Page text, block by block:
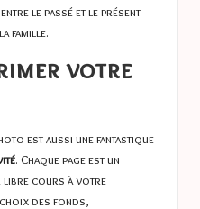
le passé et le présent
famille.
votre
est aussi une fantastique
. Chaque page est un
libre cours à votre
des fonds,